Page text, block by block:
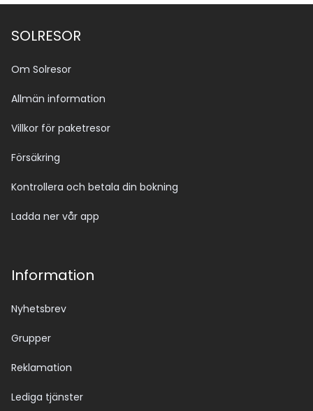
SOLRESOR
Om Solresor
Allmän information
Villkor för paketresor
Försäkring
Kontrollera och betala din bokning
Ladda ner vår app
Information
Nyhetsbrev
Grupper
Reklamation
Lediga tjänster